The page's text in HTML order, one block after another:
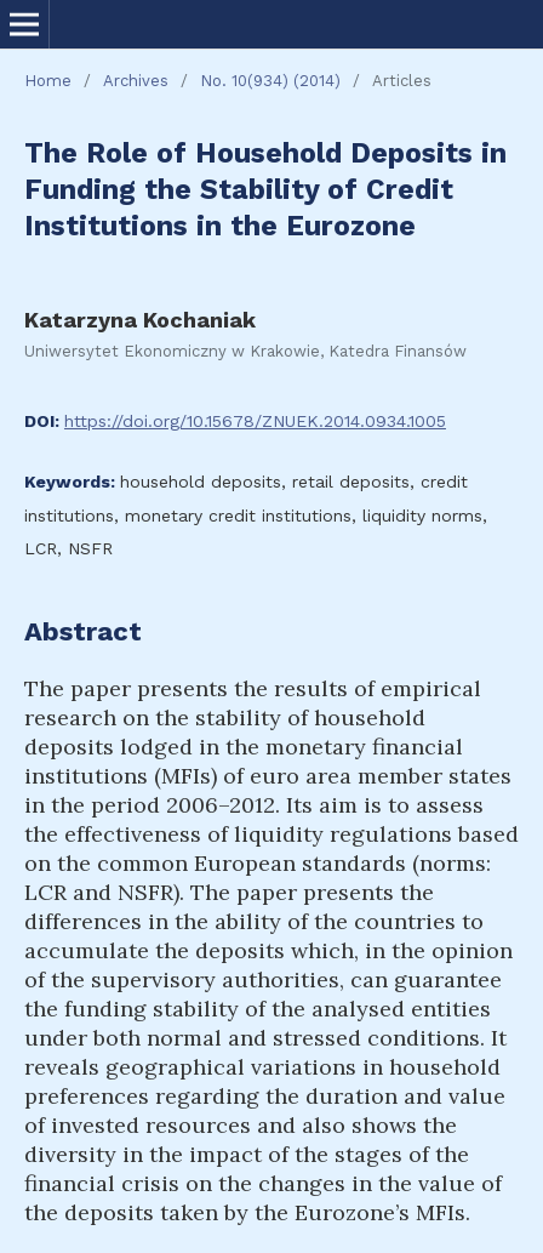
Home / Archives / No. 10(934) (2014) / Articles
The Role of Household Deposits in
Funding the Stability of Credit
Institutions in the Eurozone
Katarzyna Kochaniak
Uniwersytet Ekonomiczny w Krakowie, Katedra Finansów
DOI: https://doi.org/10.15678/ZNUEK.2014.0934.1005
Keywords: household deposits, retail deposits, credit
institutions, monetary credit institutions, liquidity norms,
LCR, NSFR
Abstract
The paper presents the results of empirical
research on the stability of household
deposits lodged in the monetary financial
institutions (MFIs) of euro area member states
in the period 2006–2012. Its aim is to assess
the effectiveness of liquidity regulations based
on the common European standards (norms:
LCR and NSFR). The paper presents the
differences in the ability of the countries to
accumulate the deposits which, in the opinion
of the supervisory authorities, can guarantee
the funding stability of the analysed entities
under both normal and stressed conditions. It
reveals geographical variations in household
preferences regarding the duration and value
of invested resources and also shows the
diversity in the impact of the stages of the
financial crisis on the changes in the value of
the deposits taken by the Eurozone’s MFIs.